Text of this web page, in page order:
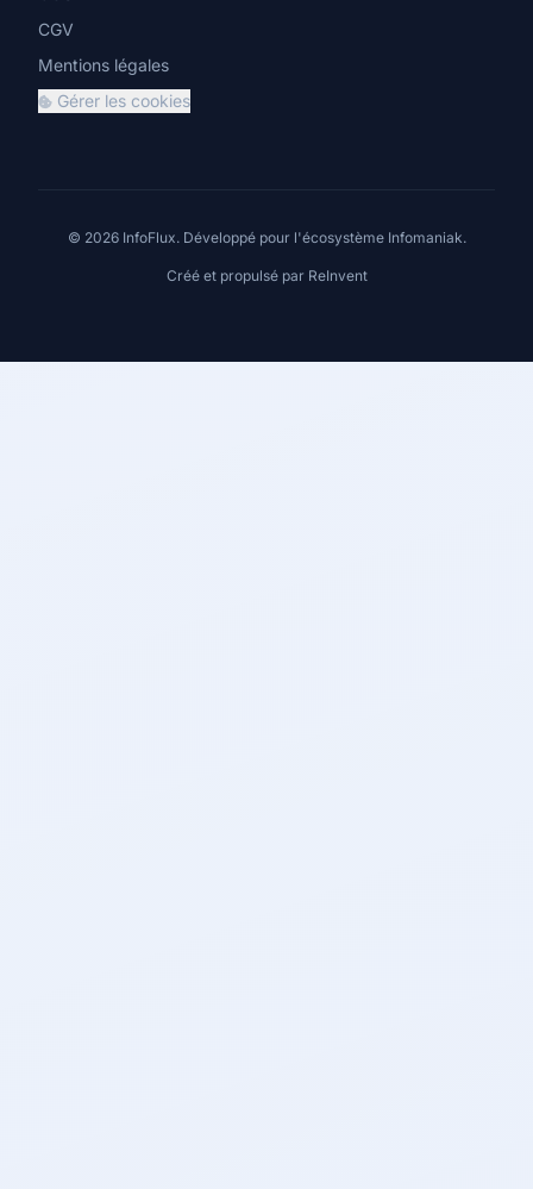
CGV
Mentions légales
Gérer les cookies
© 2026 InfoFlux. Développé pour l'écosystème Infomaniak.
Créé et propulsé par ReInvent